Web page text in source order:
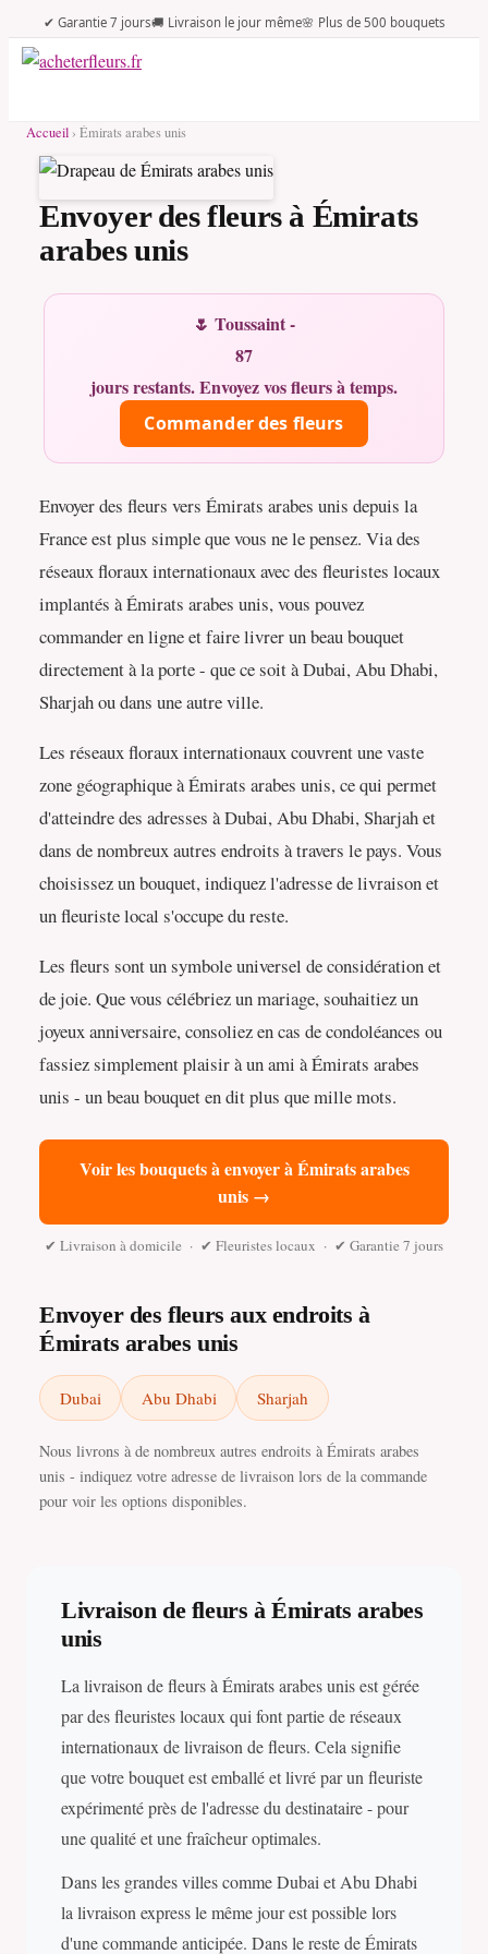
✔ Garantie 7 jours🚚 Livraison le jour même🌸 Plus de 500 bouquets
Accueil › Émirats arabes unis
Envoyer des fleurs à Émirats
arabes unis
🌷 Toussaint -
87
jours restants. Envoyez vos fleurs à temps.
Commander des fleurs
Envoyer des fleurs vers Émirats arabes unis depuis la
France est plus simple que vous ne le pensez. Via des
réseaux floraux internationaux avec des fleuristes locaux
implantés à Émirats arabes unis, vous pouvez
commander en ligne et faire livrer un beau bouquet
directement à la porte - que ce soit à Dubai, Abu Dhabi,
Sharjah ou dans une autre ville.
Les réseaux floraux internationaux couvrent une vaste
zone géographique à Émirats arabes unis, ce qui permet
d'atteindre des adresses à Dubai, Abu Dhabi, Sharjah et
dans de nombreux autres endroits à travers le pays. Vous
choisissez un bouquet, indiquez l'adresse de livraison et
un fleuriste local s'occupe du reste.
Les fleurs sont un symbole universel de considération et
de joie. Que vous célébriez un mariage, souhaitiez un
joyeux anniversaire, consoliez en cas de condoléances ou
fassiez simplement plaisir à un ami à Émirats arabes
unis - un beau bouquet en dit plus que mille mots.
Voir les bouquets à envoyer à Émirats arabes
unis →
✔ Livraison à domicile · ✔ Fleuristes locaux · ✔ Garantie 7 jours
Envoyer des fleurs aux endroits à
Émirats arabes unis
Dubai Abu Dhabi Sharjah
Nous livrons à de nombreux autres endroits à Émirats arabes
unis - indiquez votre adresse de livraison lors de la commande
pour voir les options disponibles.
Livraison de fleurs à Émirats arabes
unis
La livraison de fleurs à Émirats arabes unis est gérée
par des fleuristes locaux qui font partie de réseaux
internationaux de livraison de fleurs. Cela signifie
que votre bouquet est emballé et livré par un fleuriste
expérimenté près de l'adresse du destinataire - pour
une qualité et une fraîcheur optimales.
Dans les grandes villes comme Dubai et Abu Dhabi
la livraison express le même jour est possible lors
d'une commande anticipée. Dans le reste de Émirats